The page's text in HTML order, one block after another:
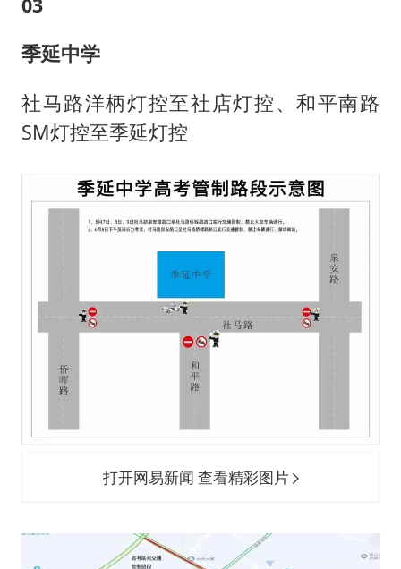
季延中学
社马路洋柄灯控至社店灯控、和平南路
SM灯控至季延灯控
打开网易新闻 查看精彩图片